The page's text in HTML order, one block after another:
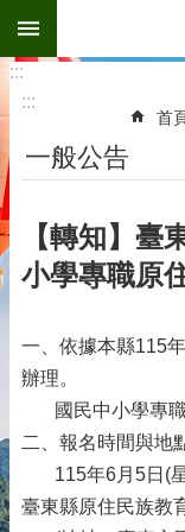
跳到主要內容區塊
:::
:::
首
一般公告
【轉知】臺
小學專職原
一、依據本縣115
辦理。
國民中小學專職
二、報名時間與地
115年6月5日(星
臺東縣原住民族教